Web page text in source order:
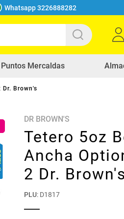
Whatsapp 3226888282
Puntos Mercaldas
Dr. Brown's
DR BROWN'S
Tetero 5oz
Ancha
2 Dr. Brown's
PLU: D1817